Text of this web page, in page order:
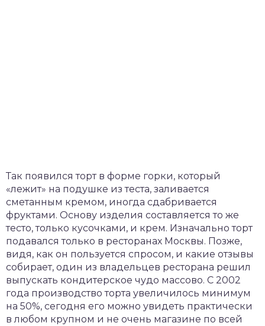
Так появился торт в форме горки, который
«лежит» на подушке из теста, заливается
сметанным кремом, иногда сдабривается
фруктами. Основу изделия составляется то же
тесто, только кусочками, и крем. Изначально торт
подавался только в ресторанах Москвы. Позже,
видя, как он пользуется спросом, и какие отзывы
собирает, один из владельцев ресторана решил
выпускать кондитерское чудо массово. С 2002
года производство торта увеличилось минимум
на 50%, сегодня его можно увидеть практически
в любом крупном и не очень магазине по всей